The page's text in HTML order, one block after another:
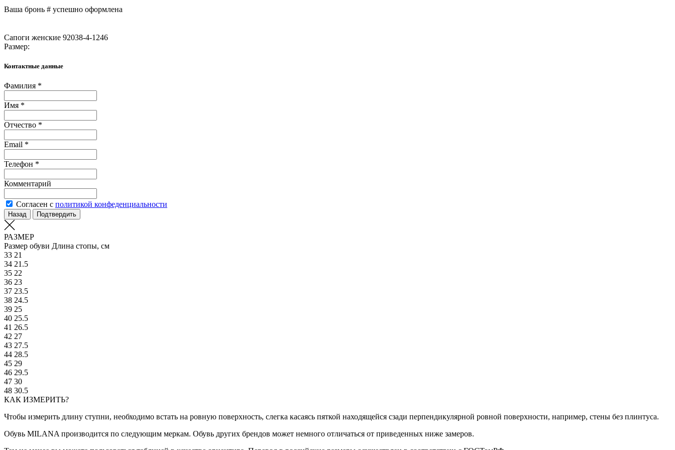
Ваша бронь # успешно оформлена
Сапоги женские 92038-4-1246
Размер:
Контактные данные
Фамилия *
Имя *
Отчество *
Email *
Телефон *
Комментарий
Согласен с политикой конфеденциальности
Назад Подтвердить
РАЗМЕР
Размер обуви Длина стопы, см
33 21
34 21.5
35 22
36 23
37 23.5
38 24.5
39 25
40 25.5
41 26.5
42 27
43 27.5
44 28.5
45 29
46 29.5
47 30
48 30.5
КАК ИЗМЕРИТЬ?
Чтобы измерить длину ступни, необходимо встать на ровную поверхность, слегка касаясь пяткой находящейся сзади перпендикулярной ровной поверхности, например, стены без плинтуса.
Обувь MILANA производится по следующим меркам. Обувь других брендов может немного отличаться от приведенных ниже замеров.